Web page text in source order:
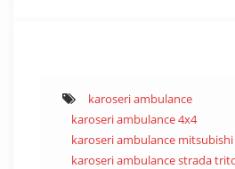
karoseri ambulance
karoseri ambulance 4x4
karoseri ambulance mitsubishi
karoseri ambulance strada